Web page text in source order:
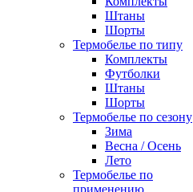
Штаны
Шорты
Термобелье по типу
Комплекты
Футболки
Штаны
Шорты
Термобелье по сезону
Зима
Весна / Осень
Лето
Термобелье по
применению